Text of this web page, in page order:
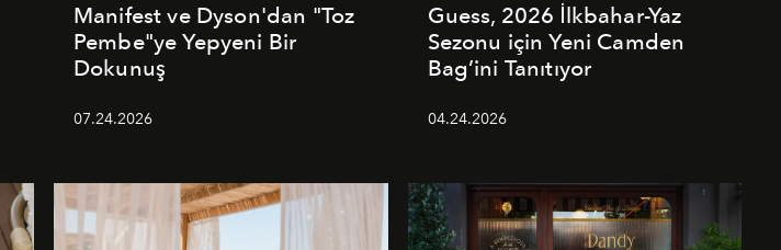
Manifest ve Dyson'dan "Toz
Pembe"ye Yepyeni Bir
Dokunuş
07.24.2026
Guess, 2026 İlkbahar-Yaz
Sezonu için Yeni Camden
Bag’ini Tanıtıyor
04.24.2026